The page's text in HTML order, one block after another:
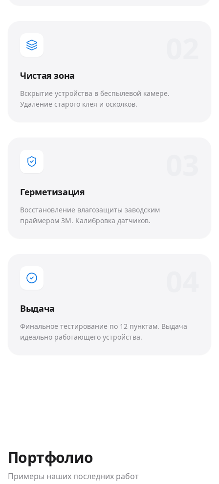
Чистая зона
Вскрытие устройства в беспылевой камере.
Удаление старого клея и осколков.
Герметизация
Восстановление влагозащиты заводским
праймером 3M. Калибровка датчиков.
Выдача
Финальное тестирование по 12 пунктам. Выдача
идеально работающего устройства.
Портфолио
Примеры наших последних работ